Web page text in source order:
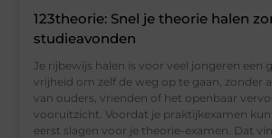
123theorie: Snel je theorie halen
studieavonden
Je rijbewijs halen is voor veel jongeren een
vrijheid om zelf de weg op te gaan, zonder
van ouders, vrienden of het openbaar
vooruitzicht. Voordat je praktijkexamen
eerst slagen voor je theorie-examen. Dat